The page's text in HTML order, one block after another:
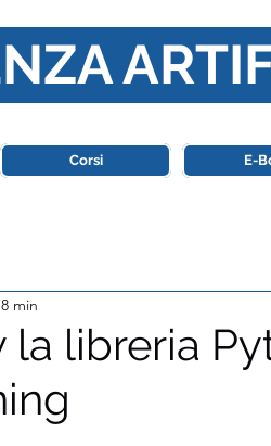
Corsi E-
la libreria
min